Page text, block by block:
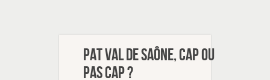
PAT Val de Saône, CAP ou
pas CAP ?